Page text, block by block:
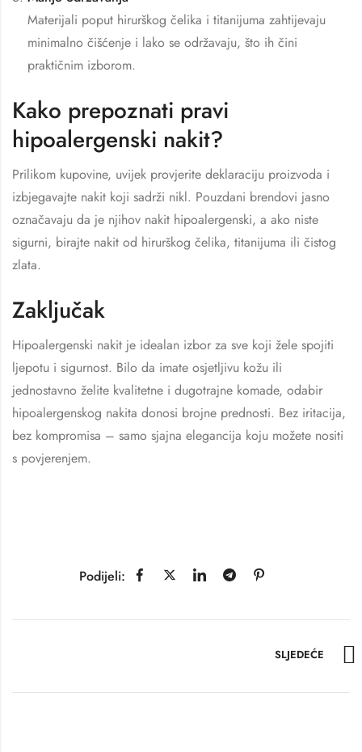
Materijali poput hirurškog čelika i titanijuma zahtijevaju
minimalno čišćenje i lako se održavaju, što ih čini
praktičnim izborom.
Kako prepoznati pravi
hipoalergenski nakit?
Prilikom kupovine, uvijek provjerite deklaraciju proizvoda i
izbjegavajte nakit koji sadrži nikl. Pouzdani brendovi jasno
označavaju da je njihov nakit hipoalergenski, a ako niste
sigurni, birajte nakit od hirurškog čelika, titanijuma ili čistog
zlata.
Zaključak
Hipoalergenski nakit je idealan izbor za sve koji žele spojiti
ljepotu i sigurnost. Bilo da imate osjetljivu kožu ili
jednostavno želite kvalitetne i dugotrajne komade, odabir
hipoalergenskog nakita donosi brojne prednosti. Bez iritacija,
bez kompromisa – samo sjajna elegancija koju možete nositi
s povjerenjem.
Podijeli:
SLJEDEĆE